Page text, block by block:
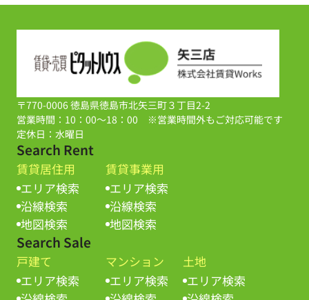
〒770-0006 徳島県徳島市北矢三町３丁目2-2
営業時間：10：00～18：00 ※営業時間外もご対応可能です
定休日：水曜日
Search Rent
賃貸居住用
エリア検索
沿線検索
地図検索
賃貸事業用
エリア検索
沿線検索
地図検索
Search Sale
戸建て
エリア検索
マンション
エリア検索
土地
エリア検索